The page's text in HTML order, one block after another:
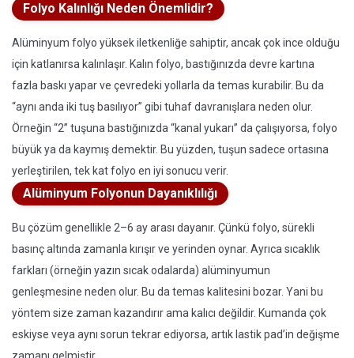
Folyo Kalınlığı Neden Önemlidir?
Alüminyum folyo yüksek iletkenliğe sahiptir, ancak çok ince olduğu
için katlanırsa kalınlaşır. Kalın folyo, bastığınızda devre kartına
fazla baskı yapar ve çevredeki yollarla da temas kurabilir. Bu da
“aynı anda iki tuş basılıyor” gibi tuhaf davranışlara neden olur.
Örneğin “2” tuşuna bastığınızda “kanal yukarı” da çalışıyorsa, folyo
büyük ya da kaymış demektir. Bu yüzden, tuşun sadece ortasına
yerleştirilen, tek kat folyo en iyi sonucu verir.
Alüminyum Folyonun Dayanıklılığı
Bu çözüm genellikle 2–6 ay arası dayanır. Çünkü folyo, sürekli
basınç altında zamanla kırışır ve yerinden oynar. Ayrıca sıcaklık
farkları (örneğin yazın sıcak odalarda) alüminyumun
genleşmesine neden olur. Bu da temas kalitesini bozar. Yani bu
yöntem size zaman kazandırır ama kalıcı değildir. Kumanda çok
eskiyse veya aynı sorun tekrar ediyorsa, artık lastik pad’in değişme